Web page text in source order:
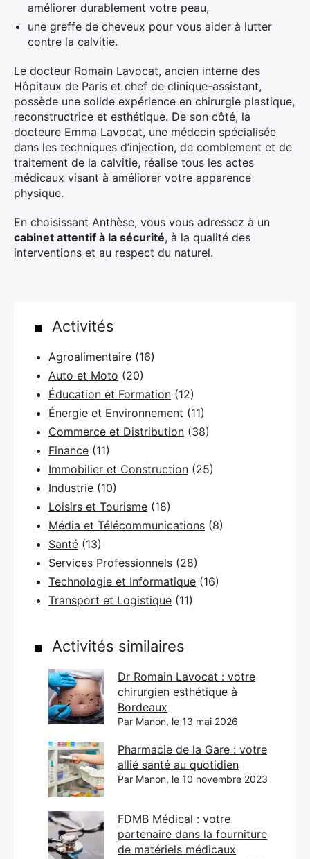
améliorer durablement votre peau,
une greffe de cheveux pour vous aider à lutter
contre la calvitie.
Le docteur Romain Lavocat, ancien interne des
Hôpitaux de Paris et chef de clinique-assistant,
possède une solide expérience en chirurgie plastique,
reconstructrice et esthétique. De son côté, la
docteure Emma Lavocat, une médecin spécialisée
dans les techniques d’injection, de comblement et de
traitement de la calvitie, réalise tous les actes
médicaux visant à améliorer votre apparence
physique.
En choisissant Anthèse, vous vous adressez à un
cabinet attentif à la sécurité, à la qualité des
interventions et au respect du naturel.
Activités
Agroalimentaire (16)
Auto et Moto (20)
Éducation et Formation (12)
Énergie et Environnement (11)
Commerce et Distribution (38)
Finance (11)
Immobilier et Construction (25)
Industrie (10)
Loisirs et Tourisme (18)
Média et Télécommunications (8)
Santé (13)
Services Professionnels (28)
Technologie et Informatique (16)
Transport et Logistique (11)
Activités similaires
Dr Romain Lavocat : votre
chirurgien esthétique à
Bordeaux
Par Manon, le 13 mai 2026
Pharmacie de la Gare : votre
allié santé au quotidien
Par Manon, le 10 novembre 2023
FDMB Médical : votre
partenaire dans la fourniture
de matériels médicaux
: